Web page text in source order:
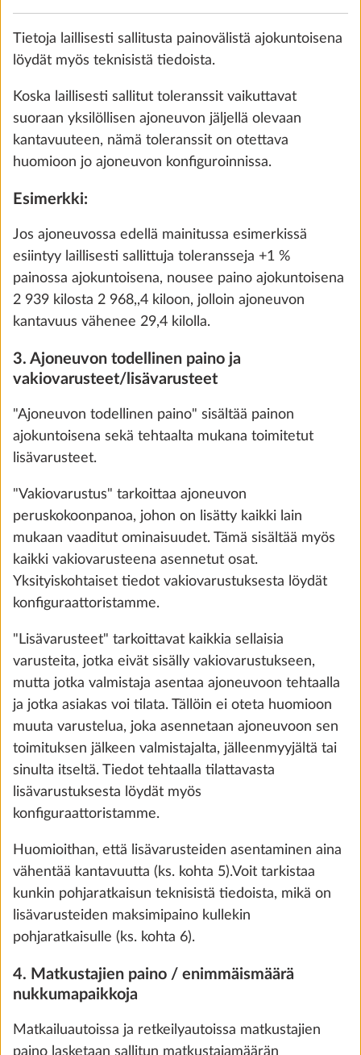
We use cookies to enable you to make the best
possible use of our website and to improve our
communication with you. We take your
preferences into account and process data for
consent by clicking on "Accept all". You can
Aisapolkupyöräteline THULE, kahdelle
pyörälle, kantavuus 60 kg
480 €
Lisää
Verhoilu
Nero Sol
VAKIOVARUSTE
Terzo
VAIHE 4 / 8
Sisustus ja kalusteet
Tietoja laillisesti sallitusta painovälistä ajokuntoisena
löydät myös teknisistä tiedoista.
Koska laillisesti sallitut toleranssit vaikuttavat
suoraan yksilöllisen ajoneuvon jäljellä olevaan
kantavuuteen, nämä toleranssit on otettava
huomioon jo ajoneuvon konfiguroinnissa.
Esimerkki:
Jos ajoneuvossa edellä mainitussa esimerkissä
esiintyy laillisesti sallittuja toleransseja +1 %
painossa ajokuntoisena, nousee paino ajokuntoisena
2 939 kilosta 2 968,,4 kiloon, jolloin ajoneuvon
kantavuus vähenee 29,4 kilolla.
3. Ajoneuvon todellinen paino ja
vakiovarusteet/lisävarusteet
"Ajoneuvon todellinen paino" sisältää painon
ajokuntoisena sekä tehtaalta mukana toimitetut
lisävarusteet.
"Vakiovarustus" tarkoittaa ajoneuvon
peruskokoonpanoa, johon on lisätty kaikki lain
mukaan vaaditut ominaisuudet. Tämä sisältää myös
kaikki vakiovarusteena asennetut osat.
Yksityiskohtaiset tiedot vakiovarustuksesta löydät
konfiguraattoristamme.
"Lisävarusteet" tarkoittavat kaikkia sellaisia
varusteita, jotka eivät sisälly vakiovarustukseen,
mutta jotka valmistaja asentaa ajoneuvoon tehtaalla
ja jotka asiakas voi tilata. Tällöin ei oteta huomioon
muuta varustelua, joka asennetaan ajoneuvoon sen
toimituksen jälkeen valmistajalta, jälleenmyyjältä tai
sinulta itseltä. Tiedot tehtaalla tilattavasta
lisävarustuksesta löydät myös
konfiguraattoristamme.
Huomioithan, että lisävarusteiden asentaminen aina
vähentää kantavuutta (ks. kohta 5).Voit tarkistaa
kunkin pohjaratkaisun teknisistä tiedoista, mikä on
lisävarusteiden maksimipaino kullekin
pohjaratkaisulle (ks. kohta 6).
4. Matkustajien paino / enimmäismäärä
nukkumapaikkoja
Matkailuautoissa ja retkeilyautoissa matkustajien
paino lasketaan sallitun matkustajamäärän